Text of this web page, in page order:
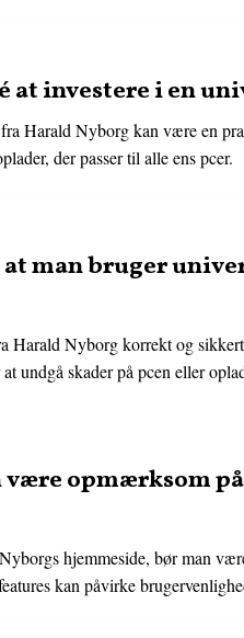
at investere i en
Harald Nyborg kan være en
der passer til alle ens pcer.
man bruger
Harald Nyborg korrekt og
undgå skader på pcen eller
opmærksom
hjemmeside, bør man
kan påvirke